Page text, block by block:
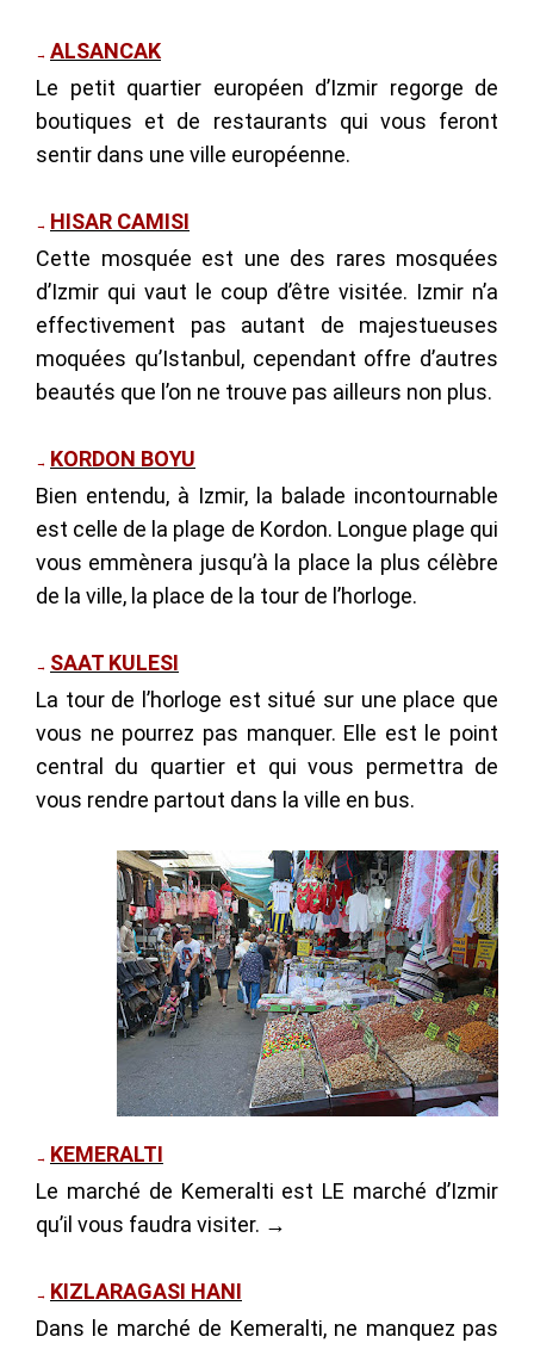
→ ALSANCAK
Le petit quartier européen d’Izmir regorge de
boutiques et de restaurants qui vous feront
sentir dans une ville européenne.
→ HISAR CAMISI
Cette mosquée est une des rares mosquées
d’Izmir qui vaut le coup d’être visitée. Izmir n’a
effectivement pas autant de majestueuses
moquées qu’Istanbul, cependant offre d’autres
beautés que l’on ne trouve pas ailleurs non plus.
→ KORDON BOYU
Bien entendu, à Izmir, la balade incontournable
est celle de la plage de Kordon. Longue plage qui
vous emmènera jusqu’à la place la plus célèbre
de la ville, la place de la tour de l’horloge.
→ SAAT KULESI
La tour de l’horloge est situé sur une place que
vous ne pourrez pas manquer. Elle est le point
central du quartier et qui vous permettra de
vous rendre partout dans la ville en bus.
→ KEMERALTI
Le marché de Kemeralti est LE marché d’Izmir
qu’il vous faudra visiter. →
→ KIZLARAGASI HANI
Dans le marché de Kemeralti, ne manquez pas